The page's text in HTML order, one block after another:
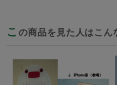
こ の商品を見た人はこん